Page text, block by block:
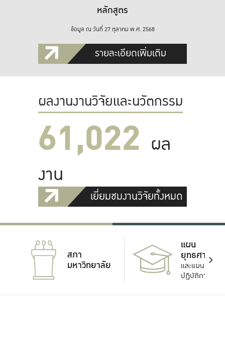
หลักสูตร
ข้อมูล ณ วันที่ 27 ตุลาคม พ.ศ. 2568
รายละเอียดเพิ่มเติม
ผลงานงานวิจัยและนวัตกรรม
61,022 ผล
งาน
เยี่ยมชมงานวิจัยทั้งหมด
สภา
มหาวิทยาลัย
แผน
ยุทธศาสตร์
และแผน
ปฏิบัติการ